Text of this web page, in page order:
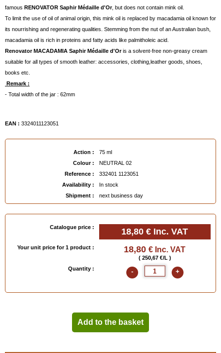
famous RENOVATOR Saphir Médaille d'Or, but does not contain mink oil.
To limit the use of oil of animal origin, this mink oil is replaced by macadamia oil known for
its nourrishing and regenerating qualities. Stemming from the nut of an Australian bush,
macadamia oil is rich in proteins and fatty acids like palmitholeic acid.
Renovator MACADAMIA Saphir Médaille d'Oris a solvent-free non-greasy cream
suitable for all types of smooth leather: accessories, clothing,leather goods, shoes,
books etc.
Remark :
- Total width of the jar : 62mm
EAN : 3324011123051
Action :
75 ml
Colour :
NEUTRAL 02
Reference :
332401 1123051
Availability :
In stock
Shipment :
next business day
Catalogue price : 18,80 € Inc. VAT
Your unit price for 1 product : 18,80 € Inc. VAT
( 250,67 €/L )
Quantity :
- +
Add to the basket